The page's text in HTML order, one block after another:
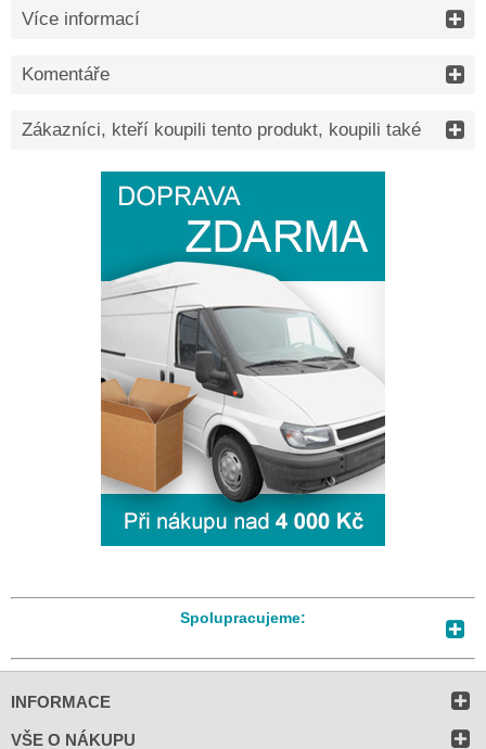
Více informací
Komentáře
Zákazníci, kteří koupili tento produkt, koupili také
Spolupracujeme:
INFORMACE
VŠE O NÁKUPU